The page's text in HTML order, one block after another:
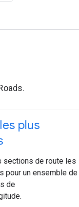
plus
sections de route les
pour un ensemble de
de